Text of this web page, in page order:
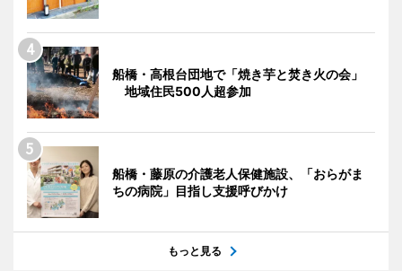
船橋・高根台団地で「焼き芋と焚き火の会」
地域住民500人超参加
船橋・藤原の介護老人保健施設、「おらがま
ちの病院」目指し支援呼びかけ
もっと見る